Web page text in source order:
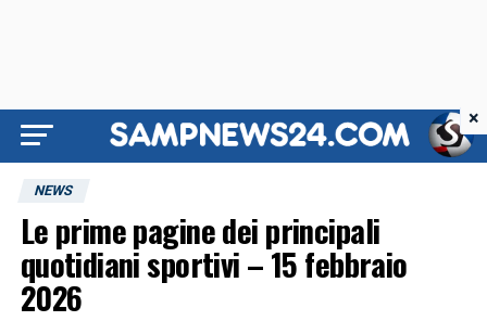
NEWS
Le prime pagine dei principali
quotidiani sportivi – 15 febbraio
2026
×